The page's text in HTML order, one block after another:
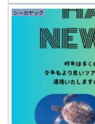
シーカヤック